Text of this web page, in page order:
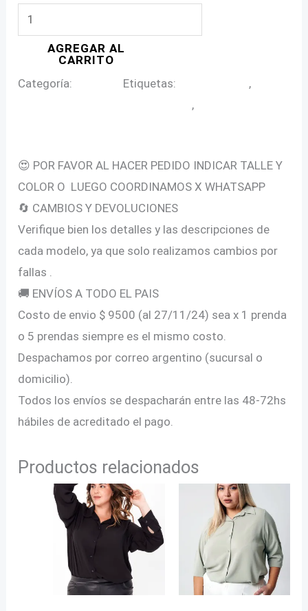
CAMISA
BLANCA
Talle
AGREGAR AL
CARRITO
Categoría:
Etiquetas:
,
,
😍 POR FAVOR AL HACER PEDIDO INDICAR TALLE Y
COLOR O LUEGO COORDINAMOS X WHATSAPP
🔄 CAMBIOS Y DEVOLUCIONES
Verifique bien los detalles y las descripciones de
cada modelo, ya que solo realizamos cambios por
fallas .
🚚 ENVÍOS A TODO EL PAIS
Costo de envio $ 9500 (al 27/11/24) sea x 1 prenda
o 5 prendas siempre es el mismo costo.
Despachamos por correo argentino (sucursal o
domicilio).
Todos los envíos se despacharán entre las 48-72hs
hábiles de acreditado el pago.
Productos relacionados